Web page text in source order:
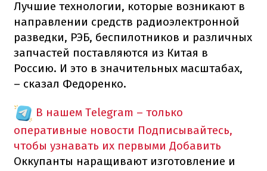
Лучшие технологии, которые возникают в
направлении средств радиоэлектронной
разведки, РЭБ, беспилотников и различных
запчастей поставляются из Китая в
Россию. И это в значительных масштабах,
– сказал Федоренко.
В нашем Telegram – только
оперативные новости Подписывайтесь,
чтобы узнавать их первыми Добавить
Оккупанты наращивают изготовление и